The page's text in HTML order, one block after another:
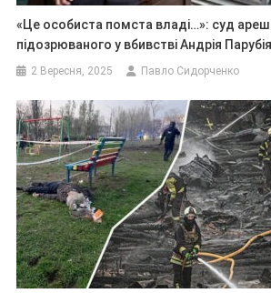
«Це особиста помста владі…»: суд
підозрюваного у вбивстві Андрія
2 Вересня, 2025 Павло Сидорченко